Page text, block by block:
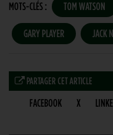
MOTS-CLÉS : TOM WATSON
GARY PLAYER JACK
PARTAGER CET ARTICLE
FACEBOOK X